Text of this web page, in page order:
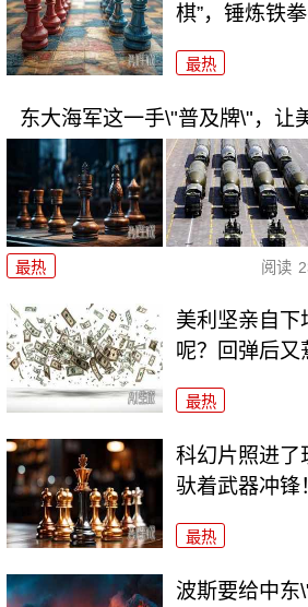
棋”，锤炼铁拳
最热
东大海军这一手\"普及牌\"，让
最热 阅读
美利坚亲自下
呢？回弹后又
最热
科幻片照进了
驮着武器冲锋
最热
波斯要给中东